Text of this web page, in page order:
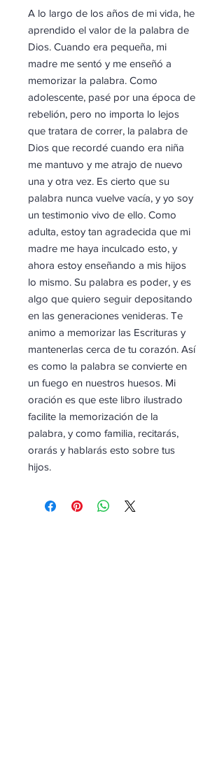
A lo largo de los años de mi vida, he
aprendido el valor de la palabra de
Dios. Cuando era pequeña, mi
madre me sentó y me enseñó a
memorizar la palabra. Como
adolescente, pasé por una época de
rebelión, pero no importa lo lejos
que tratara de correr, la palabra de
Dios que recordé cuando era niña
me mantuvo y me atrajo de nuevo
una y otra vez. Es cierto que su
palabra nunca vuelve vacía, y yo soy
un testimonio vivo de ello. Como
adulta, estoy tan agradecida que mi
madre me haya inculcado esto, y
ahora estoy enseñando a mis hijos
lo mismo. Su palabra es poder, y es
algo que quiero seguir depositando
en las generaciones venideras. Te
animo a memorizar las Escrituras y
mantenerlas cerca de tu corazón. Así
es como la palabra se convierte en
un fuego en nuestros huesos. Mi
oración es que este libro ilustrado
facilite la memorización de la
palabra, y como familia, recitarás,
orarás y hablarás esto sobre tus
hijos.